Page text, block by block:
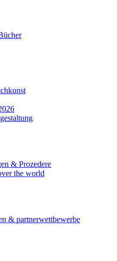
& Prozedere
the world
& partnerwettbewerbe